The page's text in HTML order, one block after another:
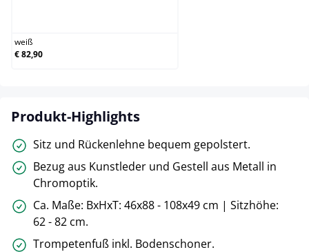
weiß
€ 82,90
Produkt-Highlights
Sitz und Rückenlehne bequem gepolstert.
Bezug aus Kunstleder und Gestell aus Metall in
Chromoptik.
Ca. Maße: BxHxT: 46x88 - 108x49 cm | Sitzhöhe:
62 - 82 cm.
Trompetenfuß inkl. Bodenschoner.